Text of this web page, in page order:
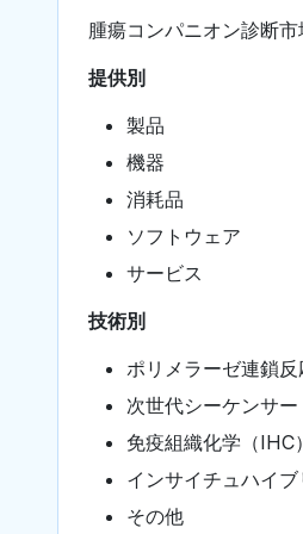
腫瘍コンパニオン診断
提供別
製品
機器
消耗品
ソフトウェア
サービス
技術別
ポリメラーゼ連鎖反
次世代シーケンサー
免疫組織化学（IHC）
インサイチュハイ
その他